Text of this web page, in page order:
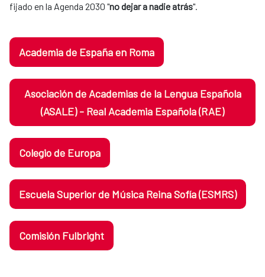
fijado en la Agenda 2030 "no dejar a nadie atrás".
Academia de España en Roma
Asociación de Academias de la Lengua Española
(ASALE) - Real Academia Española (RAE)
Colegio de Europa
Escuela Superior de Música Reina Sofía (ESMRS)
Comisión Fulbright